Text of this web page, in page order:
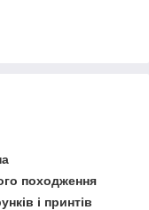
походження
і принтів